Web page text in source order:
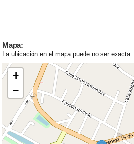
Mapa:
La ubicación en el mapa puede no ser exacta
+
−